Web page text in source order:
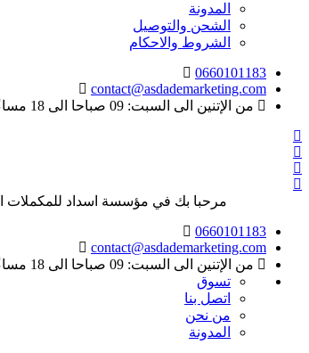
المدونة
الشحن والتوصيل
الشروط والاحكام
0660101183
contact@asdademarketing.com
من الإتنين الى السبت: 09 صباحا الى 18 مساءً
مرحبا بك في مؤسسة اسداد للمكملات
0660101183
contact@asdademarketing.com
من الإتنين الى السبت: 09 صباحا الى 18 مساءً
تسوق
اتصل بنا
من نحن
المدونة